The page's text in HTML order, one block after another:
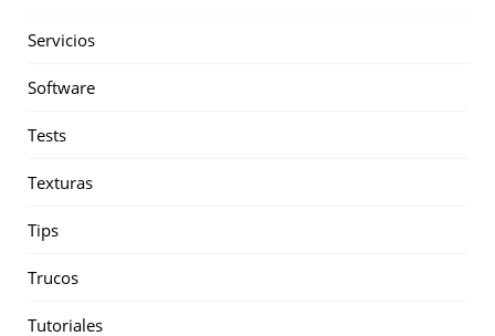
Servicios
Software
Tests
Texturas
Tips
Trucos
Tutoriales